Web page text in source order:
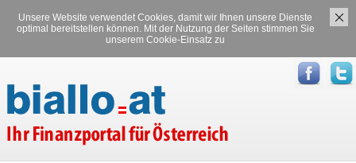
Unsere Website verwendet Cookies, damit wir Ihnen unsere Dienste
optimal bereitstellen können. Mit der Nutzung der Seiten stimmen Sie
unserem Cookie-Einsatz zu
Versicherungen Stromvergleich